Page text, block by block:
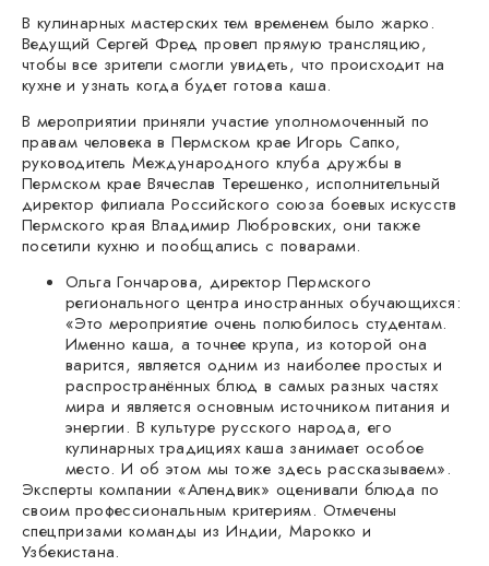
В кулинарных мастерских тем временем было жарко.
Ведущий Сергей Фред провел прямую трансляцию,
чтобы все зрители смогли увидеть, что происходит на
кухне и узнать когда будет готова каша.
В мероприятии приняли участие уполномоченный по
правам человека в Пермском крае Игорь Сапко,
руководитель Международного клуба дружбы в
Пермском крае Вячеслав Терешенко, исполнительный
директор филиала Российского союза боевых искусств
Пермского края Владимир Любровских, они также
посетили кухню и пообщались с поварами.
Ольга Гончарова, директор Пермского
регионального центра иностранных обучающихся:
«Это мероприятие очень полюбилось студентам.
Именно каша, а точнее крупа, из которой она
варится, является одним из наиболее простых и
распространённых блюд в самых разных частях
мира и является основным источником питания и
энергии. В культуре русского народа, его
кулинарных традициях каша занимает особое
место. И об этом мы тоже здесь рассказываем».
Эксперты компании «Алендвик» оценивали блюда по
своим профессиональным критериям. Отмечены
спецпризами команды из Индии, Марокко и
Узбекистана.